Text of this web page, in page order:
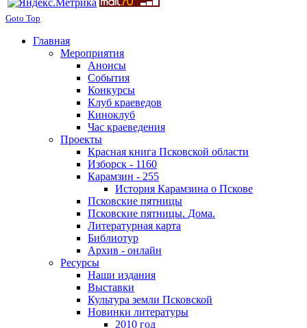
Goto Top
Главная
Мероприятия
Анонсы
События
Конкурсы
Клуб краеведов
Киноклуб
Час краеведения
Проекты
Красная книга Псковской области
Изборск - 1160
Карамзин - 255
История Карамзина о Пскове
Псковские пятницы
Псковские пятницы. Дома.
Литературная карта
Библиотур
Архив - онлайн
Ресурсы
Наши издания
Выставки
Культура земли Псковской
Новинки литературы
2010 год